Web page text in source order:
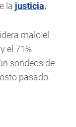
la justicia.
malo el
el 71%
sondeos de
pasado.